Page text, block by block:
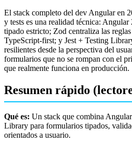
El stack completo del dev Angular en
y tests es una realidad técnica:
tipado estricto; Zod centraliza las
TypeScript-first; y Jest + Testing
resilientes desde la perspectiva del
formularios que no se rompan con el
que realmente funciona en producción.
Resumen rápido
Qué es: Un stack que combina
Library para formularios tipados,
orientados a usuario.